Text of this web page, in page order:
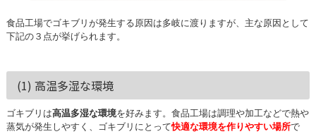
食品工場でゴキブリが発生する原因は多岐に渡りますが、主な原因として
下記の３点が挙げられます。
(1) 高温多湿な環境
ゴキブリは高温多湿な環境を好みます。食品工場は調理や加工などで熱や
蒸気が発生しやすく、ゴキブリにとって快適な環境を作りやすい場所で